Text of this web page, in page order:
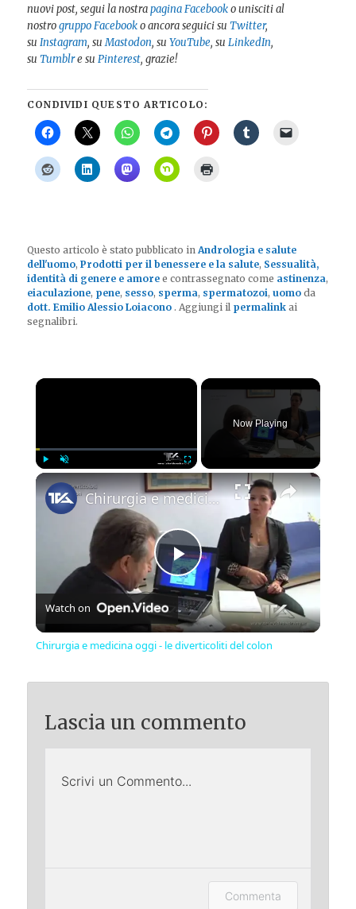
nuovi post, segui la nostrapagina Facebooko unisciti al
nostrogruppo Facebooko ancora seguici suTwitter,
suInstagram, suMastodon, suYouTube, suLinkedIn,
suTumblre suPinterest, grazie!
CONDIVIDI QUESTO ARTICOLO:
Questo articolo è stato pubblicato inAndrologia e salute
dell'uomo,Prodotti per il benessere e la salute, Sessualità,
identità di genere e amore e contrassegnato come astinenza,
eiaculazione, pene, sesso, sperma, spermatozoi,uomo da
dott. Emilio Alessio Loiacono. Aggiungi il permalink ai
segnalibri.
×
Fullscreen
Now Playing
×
Play
Video
Chirurgia e medicina oggi - le diverticoliti del colon
Watch on
Chirurgia e medicina oggi - le diverticoliti del colon
Lascia un commento
Scrivi un Commento...
Lascia un commento (accesso
Commenta